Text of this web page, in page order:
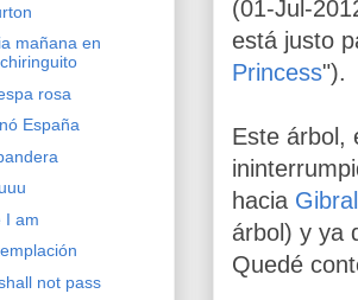
(01-Jul-
está justo
Princess").
Este árbol,
hacia
árbol) y ya
Quedé
mañana en
rosa
España
I am
not pass